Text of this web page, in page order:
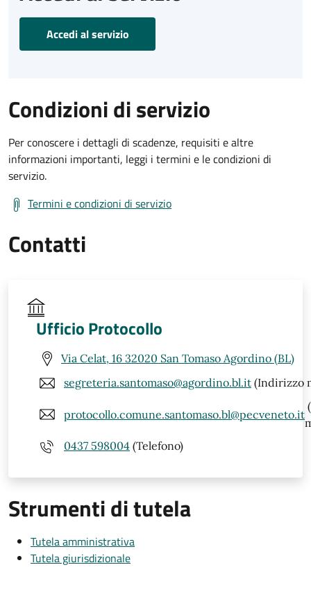
Accedi al servizio
Condizioni di servizio
Per conoscere i dettagli di scadenze, requisiti e altre
informazioni importanti, leggi i termini e le condizioni di
servizio.
Termini e condizioni di servizio
Contatti
Ufficio Protocollo
Via Celat, 16 32020 San Tomaso Agordino (BL)
segreteria.santomaso@agordino.bl.it (Indirizzo
protocollo.comune.santomaso.bl@pecveneto.it
0437 598004 (Telefono)
Strumenti di tutela
Tutela amministrativa
Tutela giurisdizionale